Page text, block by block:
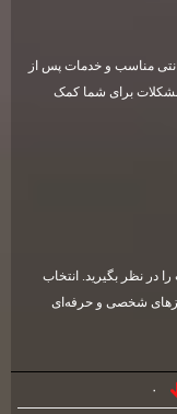
مناسب و خدمات پس از
برای شما کمک
در نظر بگیرید. انتخاب
شخصی و حرفه‌ای
۰